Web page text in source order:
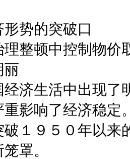
势的突破口
整顿中控制物价
济生活中出现了
影响了经济稳定
破１９５０年以
罩。